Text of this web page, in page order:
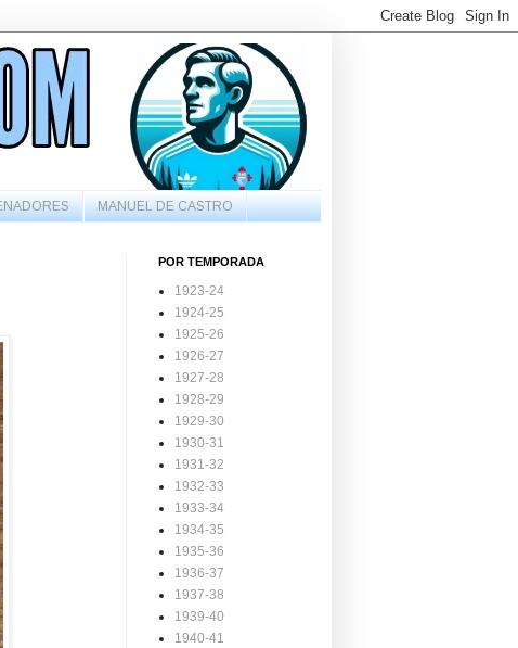
MANUEL DE CASTRO
POR TEMPORADA
1923-24
1924-25
1925-26
1926-27
1927-28
1928-29
1929-30
1930-31
1931-32
1932-33
1933-34
1934-35
1935-36
1936-37
1937-38
1939-40
1940-41